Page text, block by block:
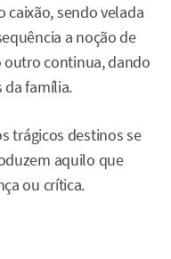
caixão, sendo velada
a noção de
outro continua, dando
da família.
trágicos destinos se
aquilo que
ou crítica.